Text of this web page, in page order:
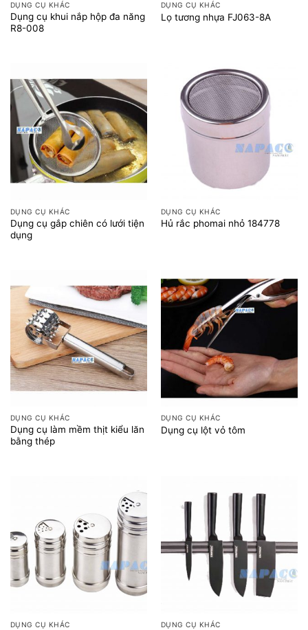
DỤNG CỤ KHÁC
Dụng cụ khui nắp hộp đa năng
R8-008
DỤNG CỤ KHÁC
Lọ tương nhựa FJ063-8A
DỤNG CỤ KHÁC
Dụng cụ gắp chiên có lưới tiện
dụng
DỤNG CỤ KHÁC
Hủ rắc phomai nhỏ 184778
DỤNG CỤ KHÁC
Dụng cụ làm mềm thịt kiểu lăn
bằng thép
DỤNG CỤ KHÁC
Dụng cụ lột vỏ tôm
DỤNG CỤ KHÁC DỤNG CỤ KHÁC